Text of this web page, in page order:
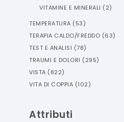
VITAMINE E MINERALI (2)
TEMPERATURA (53)
TERAPIA CALDO/FREDDO (63)
TEST E ANALISI (78)
TRAUMI E DOLORI (295)
VISTA (822)
VITA DI COPPIA (102)
Attributi